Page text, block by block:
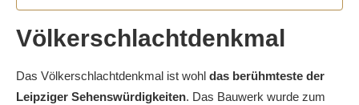
Völkerschlachtdenkmal
Das Völkerschlachtdenkmal ist wohl das berühmteste der
Leipziger Sehenswürdigkeiten. Das Bauwerk wurde zum